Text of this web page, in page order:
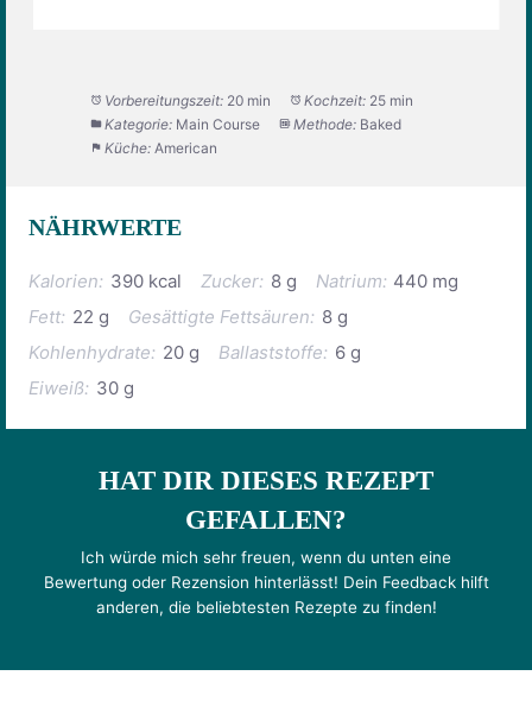
Vorbereitungszeit: 20 min Kochzeit: 25 min
Kategorie: Main Course Methode: Baked
Küche: American
NÄHRWERTE
Kalorien: 390 kcal Zucker: 8 g Natrium: 440 mg
Fett: 22 g Gesättigte Fettsäuren: 8 g
Kohlenhydrate: 20 g Ballaststoffe: 6 g
Eiweiß: 30 g
HAT DIR DIESES REZEPT
GEFALLEN?
Ich würde mich sehr freuen, wenn du unten eine
Bewertung oder Rezension hinterlässt! Dein Feedback hilft
anderen, die beliebtesten Rezepte zu finden!